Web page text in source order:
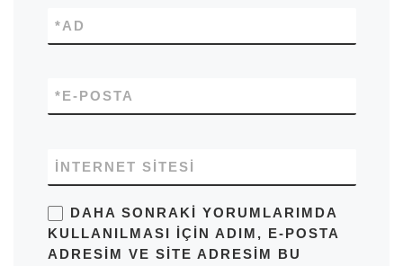
AD
*
E-POSTA
*
İNTERNET SITESI
DAHA SONRAKI YORUMLARIMDA
KULLANILMASI IÇIN ADIM, E-POSTA
ADRESIM VE SITE ADRESIM BU